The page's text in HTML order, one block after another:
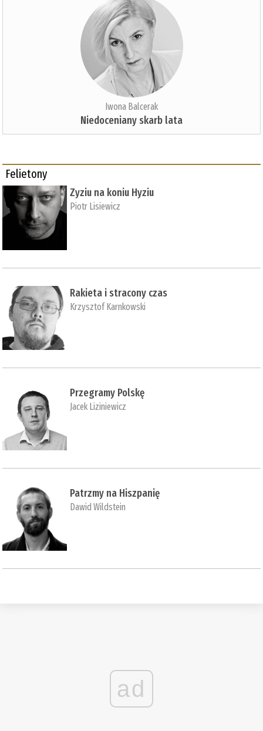
Iwona Balcerak
Niedoceniany skarb lata
Felietony
Zyziu na koniu Hyziu
Piotr Lisiewicz
Rakieta i stracony czas
Krzysztof Karnkowski
Przegramy Polskę
Jacek Liziniewicz
Patrzmy na Hiszpanię
Dawid Wildstein
ad